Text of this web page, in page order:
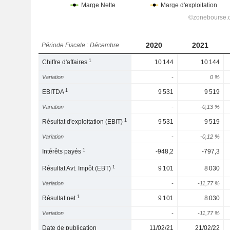
Période Fiscale : Décembre 2020 2021
Chiffre d'affaires1 10 144 10 144
Variation - 0 %
EBITDA1 9 531 9 519
Variation - -0,13 %
Résultat d'exploitation (EBIT)1 9 531 9 519
Variation - -0,12 %
Intérêts payés1 -948,2 -797,3
Résultat Avt. Impôt (EBT)1 9 101 8 030
Variation - -11,77 %
Résultat net1 9 101 8 030
Variation - -11,77 %
Date de publication 11/02/21 21/02/22